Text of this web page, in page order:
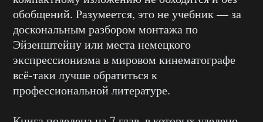
обобщений. Разумеется, это не учебник — за
доскональным разбором монтажа по
Эйзенштейну или места немецкого
экспрессионизма в мировом кинематографе
всё-таки лучше обратиться к
профессиональной литературе.